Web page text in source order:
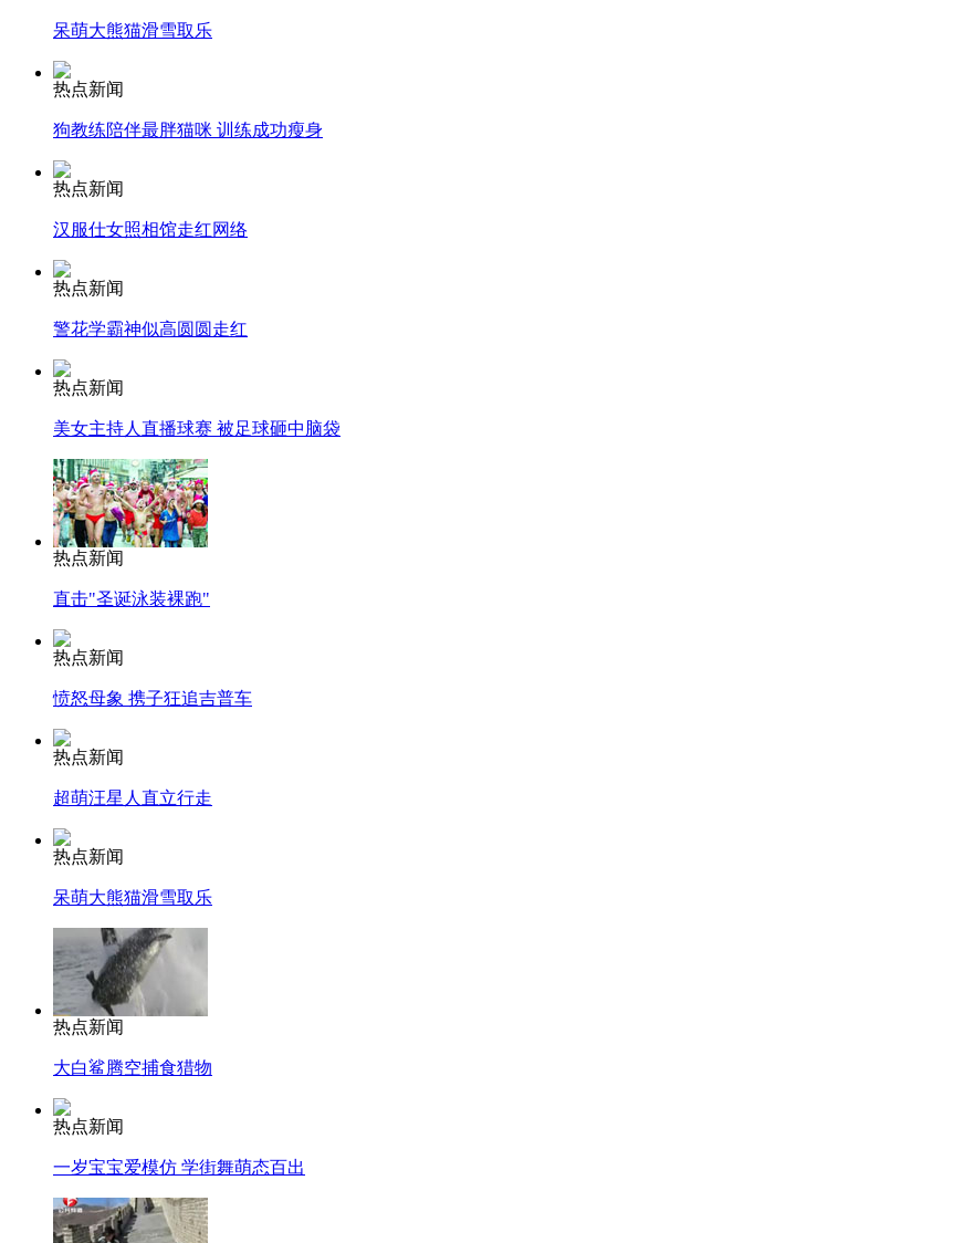
纽约上演“枕头大战”
呆萌大熊猫滑雪取乐
热点新闻
狗教练陪伴最胖猫咪 训练成功瘦身
热点新闻
汉服仕女照相馆走红网络
热点新闻
警花学霸神似高圆圆走红
热点新闻
美女主持人直播球赛 被足球砸中脑袋
热点新闻
直击"圣诞泳装裸跑"
热点新闻
愤怒母象 携子狂追吉普车
热点新闻
超萌汪星人直立行走
热点新闻
呆萌大熊猫滑雪取乐
热点新闻
大白鲨腾空捕食猎物
热点新闻
一岁宝宝爱模仿 学街舞萌态百出